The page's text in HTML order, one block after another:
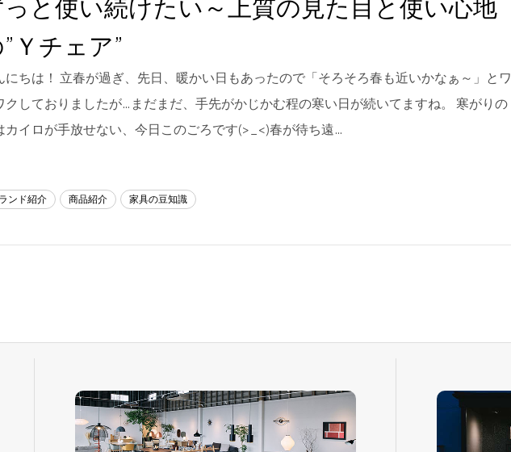
と使い続けたい～上質の見た目と使い心地
Ｙチェア”
にちは！ 立春が過ぎ、先日、暖かい日もあったので「そろそろ春も近いかなぁ～」とワ
クしておりましたが…まだまだ、手先がかじかむ程の寒い日が続いてますね。 寒がりの
カイロが手放せない、今日このごろです(>_<)春が待ち遠…
ンド紹介 商品紹介 家具の豆知識